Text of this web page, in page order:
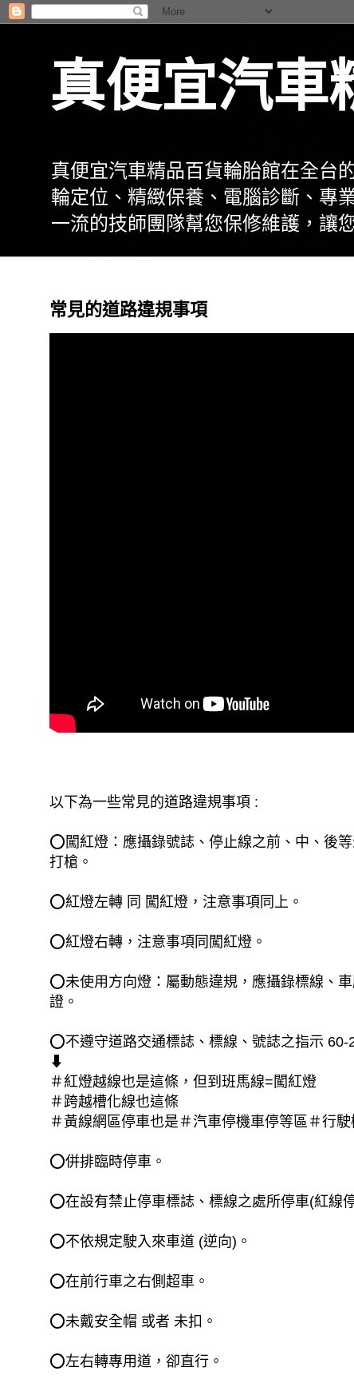
真便宜汽車
真便宜汽車精品百貨輪胎館在全台
輪定位、精緻保養、電腦診斷、專
一流的技師團隊幫您保修維護，讓
常見的道路違規事項
以下為一些常見的道路違規事項 :
⭕闖紅燈：應攝錄號誌、停止線之前、中、後
打槍。
⭕紅燈左轉 同 闖紅燈，注意事項同上。
⭕紅燈右轉，注意事項同闖紅燈。
⭕未使用方向燈：屬動態違規，應攝錄標線、
證。
⭕不遵守道路交通標誌、標線、號誌之指示 60-
⬇
＃紅燈越線也是這條，但到班馬線=闖紅燈
＃跨越槽化線也這條
＃黃線網區停車也是 ＃汽車停機車停等區 ＃行駛
⭕併排臨時停車。
⭕在設有禁止停車標誌、標線之處所停車(紅線
⭕不依規定駛入來車道 (逆向)。
⭕在前行車之右側超車。
⭕未戴安全帽 或者 未扣。
⭕左右轉專用道，卻直行。